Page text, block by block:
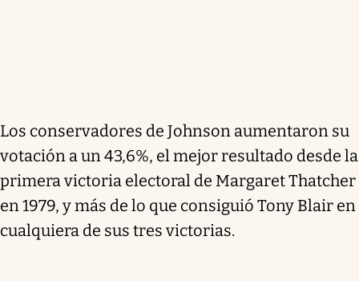
Los conservadores de Johnson aumentaron su
votación a un 43,6%, el mejor resultado desde la
primera victoria electoral de Margaret Thatcher
en 1979, y más de lo que consiguió Tony Blair en
cualquiera de sus tres victorias.